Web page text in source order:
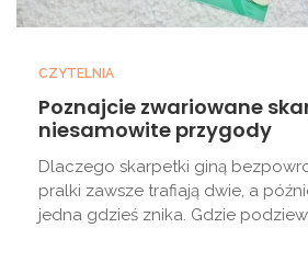
CZYTELNIA
Poznajcie zwariowane
niesamowite przygody
Dlaczego skarpetki giną
pralki zawsze trafiają dwie, a
jedna gdzieś znika. Gdzie